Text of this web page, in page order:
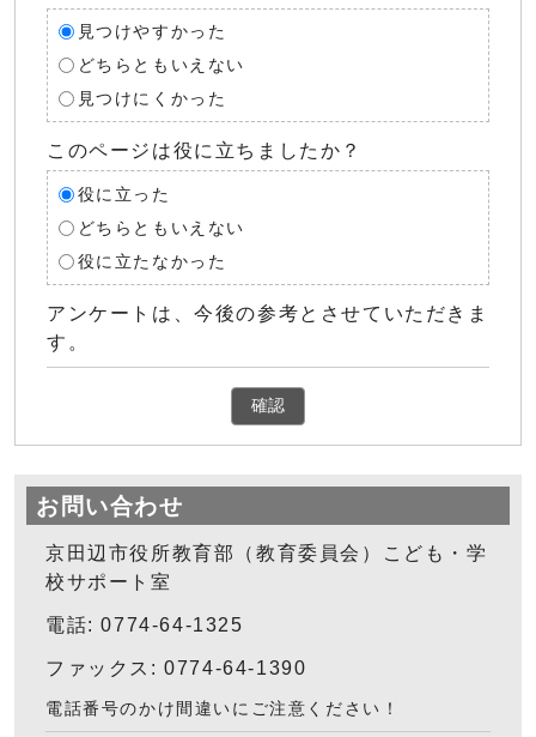
見つけやすかった
どちらともいえない
見つけにくかった
このページは役に立ちましたか？
役に立った
どちらともいえない
役に立たなかった
アンケートは、今後の参考とさせていただきま
す。
確認
お問い合わせ
京田辺市役所教育部（教育委員会）こども・学
校サポート室
電話: 0774-64-1325
ファックス: 0774-64-1390
電話番号のかけ間違いにご注意ください！